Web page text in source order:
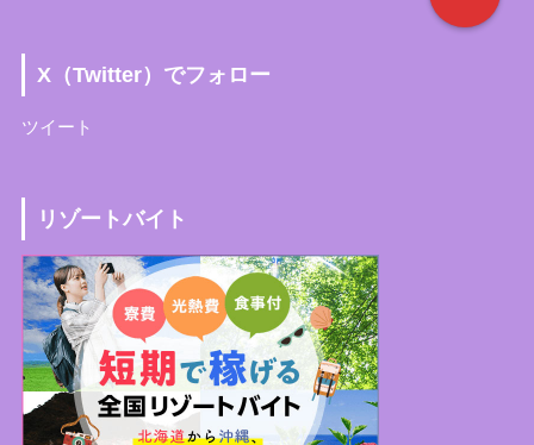
X（Twitter）でフォロー
ツイート
リゾートバイト